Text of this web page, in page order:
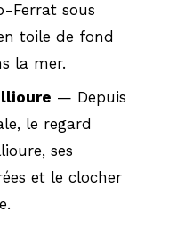
Ferrat sous
toile de fond
la mer.
— Depuis
le regard
ses
et le clocher